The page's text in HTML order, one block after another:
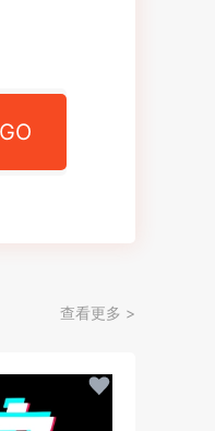
查看更多 >